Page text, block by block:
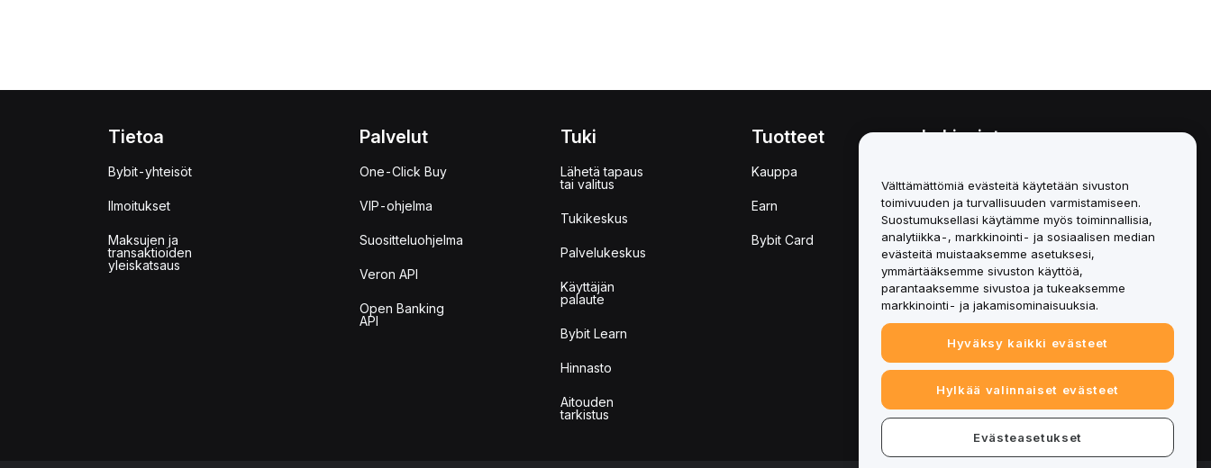
Tietoa
Bybit-yhteisöt
Ilmoitukset
Maksujen ja
transaktioiden
yleiskatsaus
Palvelut
One-Click Buy
VIP-ohjelma
Suositteluohjelma
Veron API
Open Banking
API
Tuki
Lähetä tapaus
tai valitus
Tukikeskus
Palvelukeskus
Käyttäjän
palaute
Bybit Learn
Hinnasto
Aitouden
tarkistus
Tuotteet
Kauppa
Earn
Bybit Card
Lakiasiat
Yhteenveto säilytys- ja
hallinnointikäytännöstä
ESG-tiedot
Crypto-Asset White Papers
Välttämättömiä evästeitä käytetään sivuston
toimivuuden ja turvallisuuden varmistamiseen.
Suostumuksellasi käytämme myös toiminnallisia,
analytiikka-, markkinointi- ja sosiaalisen median
evästeitä muistaaksemme asetuksesi,
ymmärtääksemme sivuston käyttöä,
parantaaksemme sivustoa ja tukeaksemme
markkinointi- ja jakamisominaisuuksia.
Hyväksy kaikki evästeet
Hylkää valinnaiset evästeet
Evästeasetukset